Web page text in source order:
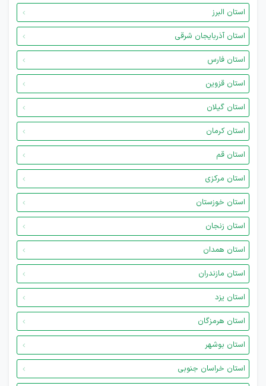
استان البرز
استان آذربایجان شرقی
استان فارس
استان قزوین
استان گیلان
استان کرمان
استان قم
استان مرکزی
استان خوزستان
استان زنجان
استان همدان
استان مازندران
استان یزد
استان هرمزگان
استان بوشهر
استان خراسان جنوبی